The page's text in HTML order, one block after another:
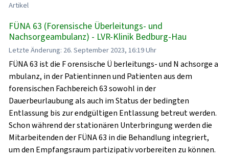
Artikel
FÜNA 63 (Forensische Überleitungs- und
Nachsorgeambulanz) - LVR-Klinik Bedburg-Hau
Letzte Änderung: 26. September 2023, 16:19 Uhr
FÜNA 63 ist die F orensische Ü berleitungs- und N achsorge a
mbulanz, in der Patientinnen und Patienten aus dem
forensischen Fachbereich 63 sowohl in der
Dauerbeurlaubung als auch im Status der bedingten
Entlassung bis zur endgültigen Entlassung betreut werden.
Schon während der stationären Unterbringung werden die
Mitarbeitenden der FÜNA 63 in die Behandlung integriert,
um den Empfangsraum partizipativ vorbereiten zu können.